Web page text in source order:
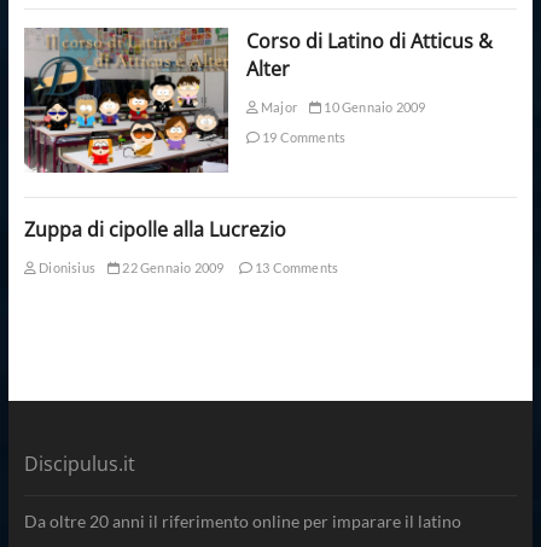
Corso di Latino di Atticus &
Alter
Major
10 Gennaio 2009
19 Comments
Zuppa di cipolle alla Lucrezio
Dionisius 22 Gennaio 2009 13 Comments
Discipulus.it
Da oltre 20 anni il riferimento online per imparare il latino